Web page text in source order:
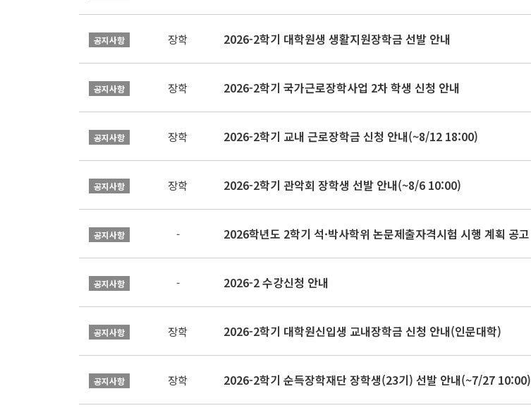
공지사항 장학 2026-2학기 대학원생 생활지원장학금 선발 안내
공지사항 장학 2026-2학기 국가근로장학사업 2차 학생 신청 안내
공지사항 장학 2026-2학기 교내 근로장학금 신청 안내(~8/12 18:00)
공지사항 장학 2026-2학기 관악회 장학생 선발 안내(~8/6 10:00)
공지사항 - 2026학년도 2학기 석·박사학위 논문제출자격시험 시행 계획 공고
공지사항 - 2026-2 수강신청 안내
공지사항 장학 2026-2학기 대학원신입생 교내장학금 신청 안내(인문대학)
공지사항 장학 2026-2학기 순득장학재단 장학생(23기) 선발 안내(~7/27 10:00)